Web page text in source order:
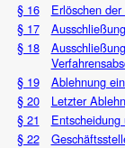
§ 16
Erlöschen
§ 17
§ 18
§ 19
Ablehnung
§ 20
Letzter
§ 21
§ 22